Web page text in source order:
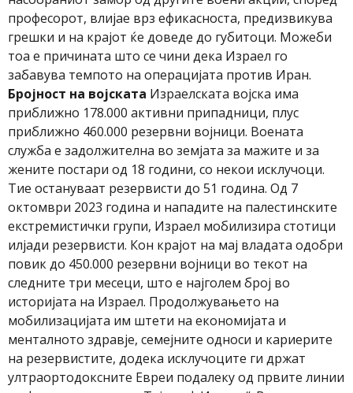
професорот, влијае врз ефикасноста, предизвикува
грешки и на крајот ќе доведе до губитоци. Можеби
тоа е причината што се чини дека Израел го
забавува темпото на операцијата против Иран.
Бројност на војската Израелската војска има
приближно 178.000 активни припадници, плус
приближно 460.000 резервни војници. Воената
служба е задолжителна во земјата за мажите и за
жените постари од 18 години, со некои исклучоци.
Тие остануваат резервисти до 51 година. Од 7
октомври 2023 година и нападите на палестинските
екстремистички групи, Израел мобилизира стотици
илјади резервисти. Кон крајот на мај владата одобри
повик до 450.000 резервни војници во текот на
следните три месеци, што е најголем број во
историјата на Израел. Продолжувањето на
мобилизацијата им штети на економијата и
менталното здравје, семејните односи и кариерите
на резервистите, додека исклучоците ги држат
ултраортодоксните Евреи подалеку од првите линии